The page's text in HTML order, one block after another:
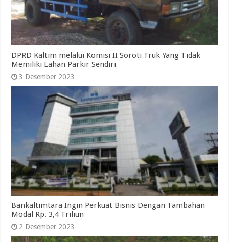
DPRD Kaltim melalui Komisi II Soroti Truk Yang Tidak
Memiliki Lahan Parkir Sendiri
3 Desember 2023
Bankaltimtara Ingin Perkuat Bisnis Dengan Tambahan
Modal Rp. 3,4 Triliun
2 Desember 2023